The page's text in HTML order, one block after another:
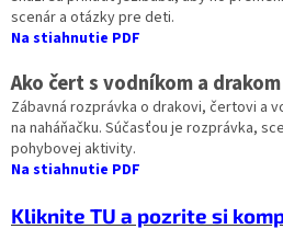
scenár a otázky pre deti.
Na stiahnutie PDF
Ako čert s vodníkom a
Zábavná rozprávka o drakovi, čertovi a
na naháňačku. Súčasťou je rozprávka,
pohybovej aktivity.
Na stiahnutie PDF
Kliknite TU a pozrite si